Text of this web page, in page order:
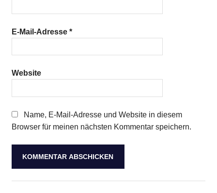
E-Mail-Adresse *
Website
Name, E-Mail-Adresse und Website in diesem
Browser für meinen nächsten Kommentar speichern.